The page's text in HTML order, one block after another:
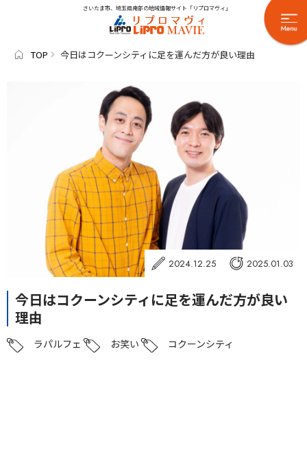
さいたま市、埼玉県南部の地域情報サイト「リプロマヴィ」
TOP 今日はコクーンシティに足を運んだ方が良い理由
2024.12.25 2025.01.03
今日はコクーンシティに足を運んだ方が良い
理由
ラパルフェ お笑い コクーンシティ